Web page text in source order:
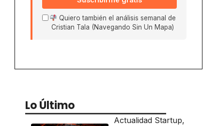
Quiero también el análisis semanal de
Cristian Tala (Navegando Sin Un Mapa)
Lo Último
Actualidad Startup,